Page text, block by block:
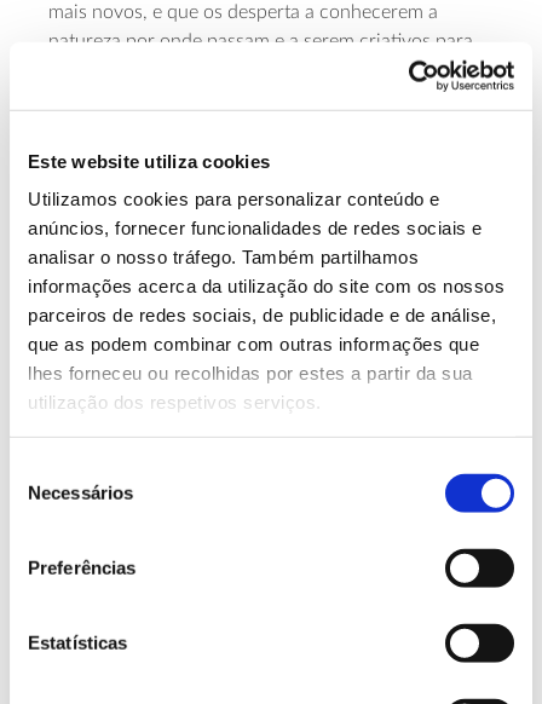
Este website utiliza cookies
Utilizamos cookies para personalizar conteúdo e
anúncios, fornecer funcionalidades de redes sociais e
analisar o nosso tráfego. Também partilhamos
informações acerca da utilização do site com os nossos
parceiros de redes sociais, de publicidade e de análise,
que as podem combinar com outras informações que
lhes forneceu ou recolhidas por estes a partir da sua
utilização dos respetivos serviços.
Necessários
Preferências
Estatísticas
mais novos, e que os desperta a conhecerem a
natureza por onde passam e a serem criativos para
criarem algo de novo com materiais da natureza. A
Saiba mais sobre “Momentos naturais:
Natal + natural”
13.07.2026
Genoma do priolo e de outras espécies em risco:
conhecer para conservar
Registar galhas de Trichi em acácia-das-espigas: